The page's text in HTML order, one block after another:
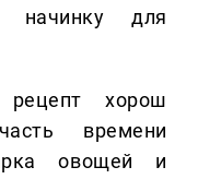
начинку для
хорош
времени
овощей и